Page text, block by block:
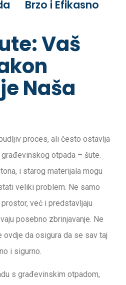
Brzo i Efikasno
Vaš
Naša
proces, ali često ostavlja
otpada – šute.
i starog materijala mogu
veliki problem. Ne samo
već i predstavljaju
posebno zbrinjavanje. Ne
ovdje da osigura da se sav taj
i sigurno.
s građevinskim otpadom,